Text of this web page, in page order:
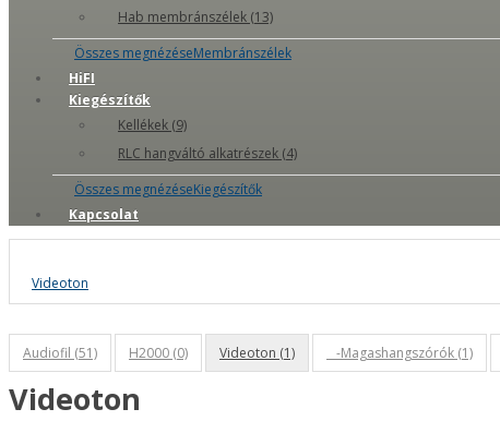
Hab membránszélek (13)
Összes megnézéseMembránszélek
HiFI
Kiegészítők
Kellékek (9)
RLC hangváltó alkatrészek (4)
Összes megnézéseKiegészítők
Kapcsolat
Videoton
Audiofil (51) H2000 (0) Videoton (1) -Magashangszórók (1)
Videoton